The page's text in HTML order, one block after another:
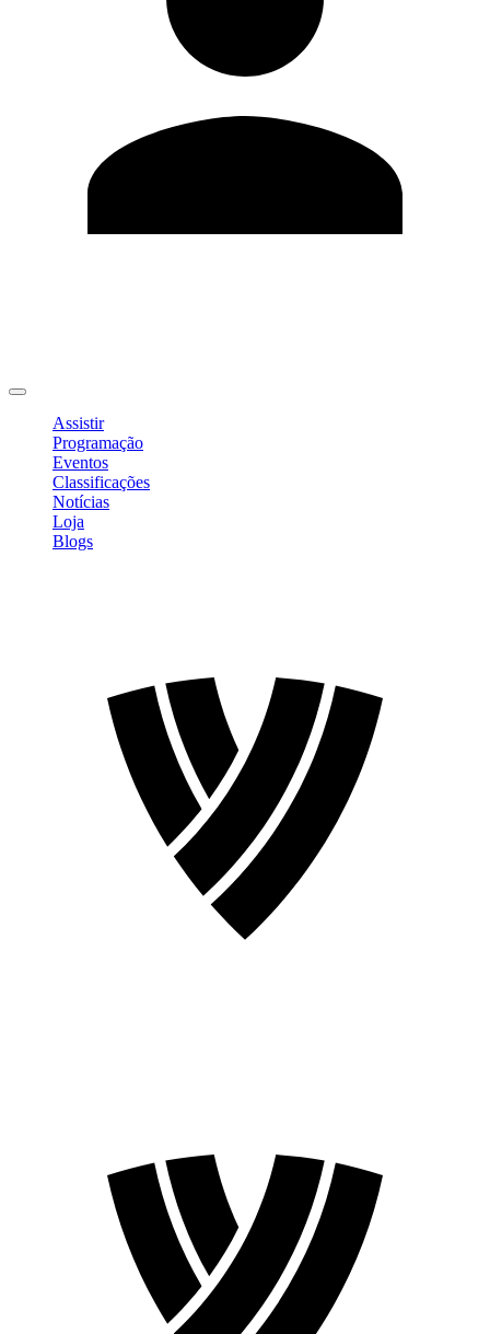
Assistir
Programação
Eventos
Classificações
Notícias
Loja
Blogs